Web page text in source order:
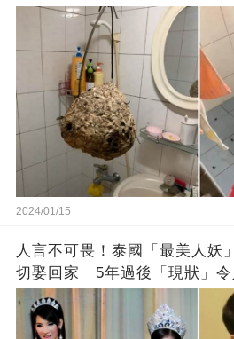
生的嗎？
2024/01/15
人言不可畏！泰國「最美人妖
切娶回家 5年過後「現狀」令